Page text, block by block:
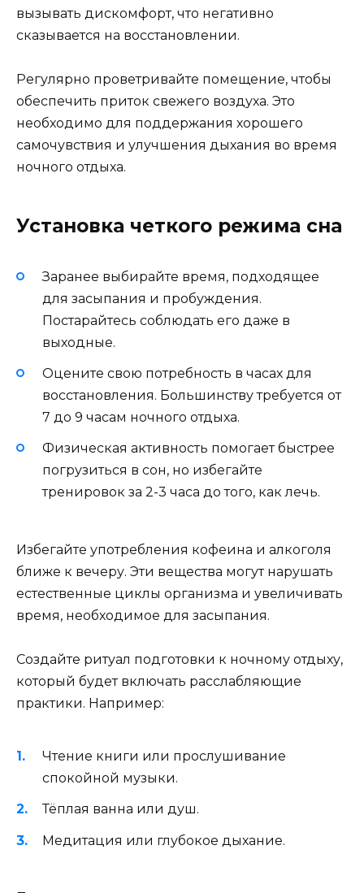
вызывать дискомфорт, что негативно
сказывается на восстановлении.
Регулярно проветривайте помещение, чтобы
обеспечить приток свежего воздуха. Это
необходимо для поддержания хорошего
самочувствия и улучшения дыхания во время
ночного отдыха.
Установка четкого режима сна
Заранее выбирайте время, подходящее
для засыпания и пробуждения.
Постарайтесь соблюдать его даже в
выходные.
Оцените свою потребность в часах для
восстановления. Большинству требуется от
7 до 9 часам ночного отдыха.
Физическая активность помогает быстрее
погрузиться в сон, но избегайте
тренировок за 2-3 часа до того, как лечь.
Избегайте употребления кофеина и алкоголя
ближе к вечеру. Эти вещества могут нарушать
естественные циклы организма и увеличивать
время, необходимое для засыпания.
Создайте ритуал подготовки к ночному отдыху,
который будет включать расслабляющие
практики. Например:
Чтение книги или прослушивание
спокойной музыки.
Тёплая ванна или душ.
Медитация или глубокое дыхание.